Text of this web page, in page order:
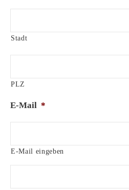
Stadt
PLZ
E-Mail *
E-Mail eingeben